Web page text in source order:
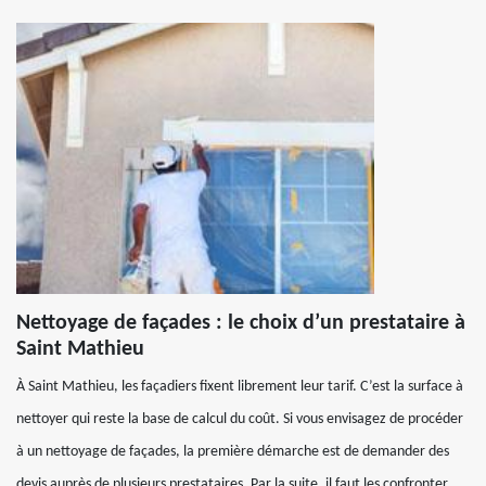
Nettoyage de façades : le choix d’un prestataire à
Saint Mathieu
À Saint Mathieu, les façadiers fixent librement leur tarif. C’est la surface à
nettoyer qui reste la base de calcul du coût. Si vous envisagez de procéder
à un nettoyage de façades, la première démarche est de demander des